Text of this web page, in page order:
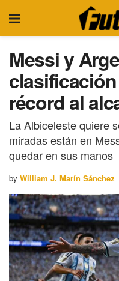
Messi y
récord al
La Albiceleste quiere
miradas están en
quedar en sus manos
by William J. Marín Sánchez